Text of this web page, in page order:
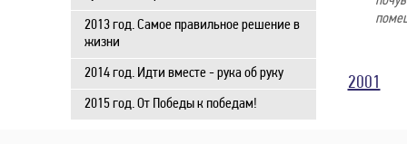
2013 год. Самое правильное решение в
жизни
2014 год. Идти вместе - рука об руку
2015 год. От Победы к победам!
2001